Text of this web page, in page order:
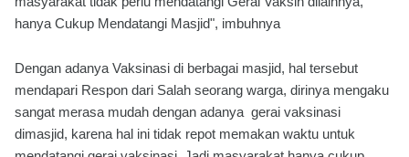
hanya Cukup Mendatangi Masjid", imbuhnya
Dengan adanya Vaksinasi di berbagai masjid, hal tersebut
mendapari Respon dari Salah seorang warga, dirinya mengaku
sangat merasa mudah dengan adanya gerai vaksinasi
dimasjid, karena hal ini tidak repot memakan waktu untuk